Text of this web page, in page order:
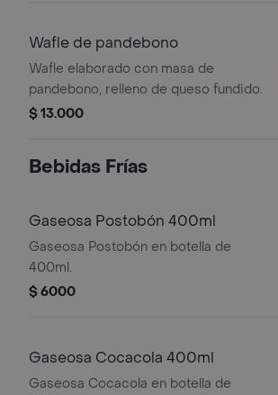
Wafle de pandebono
Wafle elaborado con masa de
pandebono, relleno de queso fundido.
$ 13.000
Bebidas Frías
Gaseosa Postobón 400ml
Gaseosa Postobón en botella de
400ml.
$ 6000
Gaseosa Cocacola 400ml
Gaseosa Cocacola en botella de